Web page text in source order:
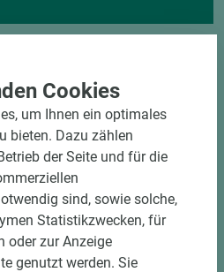
Cookies
um Ihnen ein optimales
bieten. Dazu zählen
der Seite und für die
sind, sowie solche,
Statistikzwecken, für
oder zur Anzeige
genutzt werden. Sie